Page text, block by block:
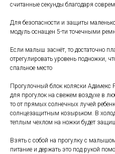
считанные секунды благодаря
Для безопасности и защиты
модуль оснащен 5-ти точечными
Если малыш заснёт, то достаточно
отрегулировать уровень подножки,
спальное место
Прогулочный блок коляски Адамекс
для прогулок на свежем воздухе в
то от прямых солнечных лучей
солнцезащитным козырьком. В
теплым чехлом на ножки будет
Взять с собой на прогулку с
питание и держать это под рукой